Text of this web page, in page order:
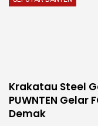
Krakatau Steel
PUWNTEN Gelar
Demak